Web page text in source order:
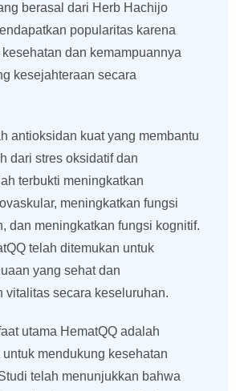
berasal dari Herb Hachijo
popularitas karena
dan kemampuannya
kesejahteraan secara
antioksidan kuat yang membantu
dari stres oksidatif dan
terbukti meningkatkan
meningkatkan fungsi
dan meningkatkan fungsi kognitif.
telah ditemukan untuk
yang sehat dan
vitalitas secara keseluruhan.
utama HematQQ adalah
mendukung kesehatan
telah menunjukkan bahwa